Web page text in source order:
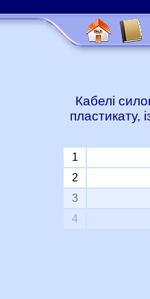
Кабелі
пластикату,
1
2
3
4